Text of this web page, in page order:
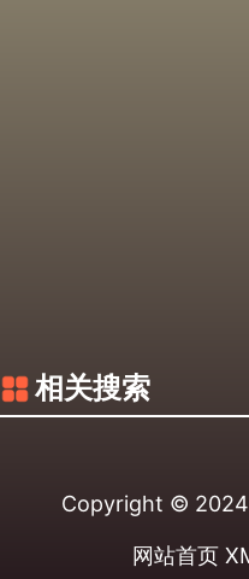
相关搜索
Copyright © 2024
网站首页